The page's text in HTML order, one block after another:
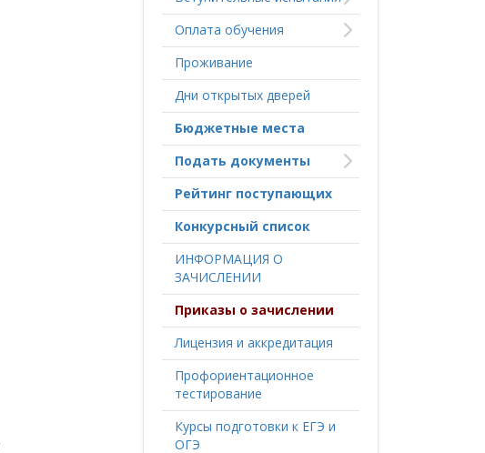
Оплата обучения
Проживание
Дни открытых дверей
Бюджетные места
Подать документы
Рейтинг поступающих
Конкурсный список
ИНФОРМАЦИЯ О
ЗАЧИСЛЕНИИ
Приказы о зачислении
Лицензия и аккредитация
Профориентационное
тестирование
Курсы подготовки к ЕГЭ и
ОГЭ